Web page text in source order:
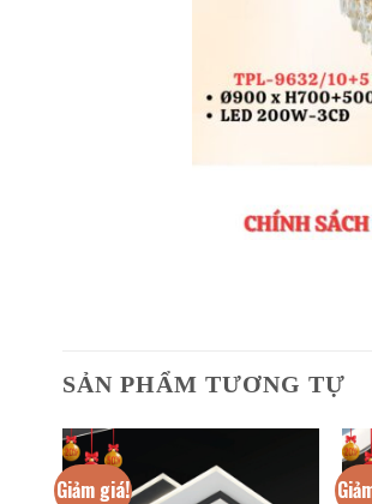
SẢN PHẨM TƯƠNG TỰ
Giảm giá!